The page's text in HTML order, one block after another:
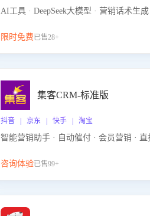
AI工具 · DeepSeek大模型 · 营销话术生成
限时免费已售28+
集客CRM-标准版
抖音 | 京东 | 快手 | 淘宝
智能营销助手 · 自动催付 · 会员营销 ·
咨询体验已售99+